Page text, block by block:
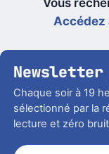
Vous
Accédez
Newsletter
Chaque soir à 19
sélectionné par la
lecture et zéro